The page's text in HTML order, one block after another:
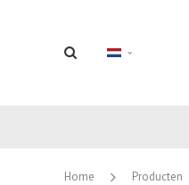
Home Producten